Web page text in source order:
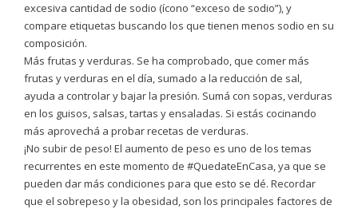
excesiva cantidad de sodio (ícono “exceso de sodio”), y
compare etiquetas buscando los que tienen menos sodio en su
composición.
Más frutas y verduras. Se ha comprobado, que comer más
frutas y verduras en el día, sumado a la reducción de sal,
ayuda a controlar y bajar la presión. Sumá con sopas, verduras
en los guisos, salsas, tartas y ensaladas. Si estás cocinando
más aprovechá a probar recetas de verduras.
¡No subir de peso! El aumento de peso es uno de los temas
recurrentes en este momento de #QuedateEnCasa, ya que se
pueden dar más condiciones para que esto se dé. Recordar
que el sobrepeso y la obesidad, son los principales factores de